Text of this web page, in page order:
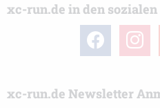
xc-run.de in den
facebook
xc-run.de Newsletter